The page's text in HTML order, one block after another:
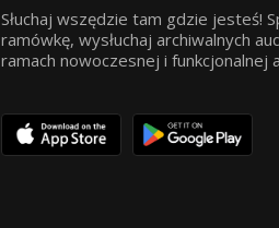
Słuchaj wszędzie tam gdzie jesteś!
ramówkę, wysłuchaj archiwalnych
ramach nowoczesnej i funkcjonalnej